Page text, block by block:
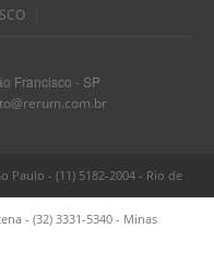
Francisco - SP
Paulo - (11) 5182-2004 - Rio de
- (32) 3331-5340 - Minas